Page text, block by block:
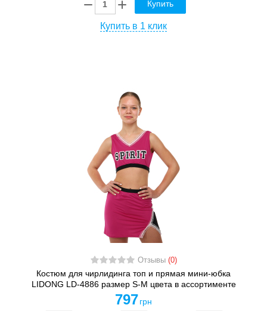
Купить
Купить в 1 клик
Отзывы (0)
Костюм для чирлидинга топ и прямая мини-юбка
LIDONG LD-4886 размер S-M цвета в ассортименте
797 грн